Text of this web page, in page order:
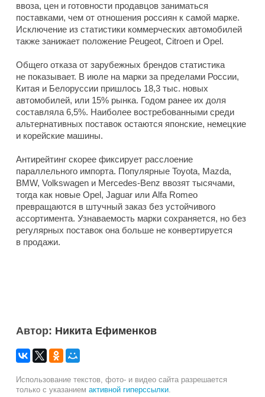
ввоза, цен и готовности продавцов заниматься
поставками, чем от отношения россиян к самой марке.
Исключение из статистики коммерческих автомобилей
также занижает положение Peugeot, Citroen и Opel.
Общего отказа от зарубежных брендов статистика
не показывает. В июле на марки за пределами России,
Китая и Белоруссии пришлось 18,3 тыс. новых
автомобилей, или 15% рынка. Годом ранее их доля
составляла 6,5%. Наиболее востребованными среди
альтернативных поставок остаются японские, немецкие
и корейские машины.
Антирейтинг скорее фиксирует расслоение
параллельного импорта. Популярные Toyota, Mazda,
BMW, Volkswagen и Mercedes-Benz ввозят тысячами,
тогда как новые Opel, Jaguar или Alfa Romeo
превращаются в штучный заказ без устойчивого
ассортимента. Узнаваемость марки сохраняется, но без
регулярных поставок она больше не конвертируется
в продажи.
Автор: Никита Ефименков
Использование текстов, фото- и видео сайта разрешается
только с указанием активной гиперссылки.